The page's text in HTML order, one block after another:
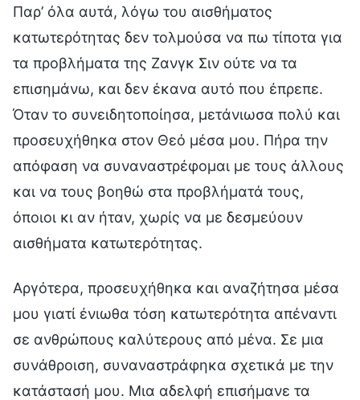
Παρ’ όλα αυτά, λόγω του αισθήματος
κατωτερότητας δεν τολμούσα να πω τίποτα για
τα προβλήματα της Ζανγκ Σιν ούτε να τα
επισημάνω, και δεν έκανα αυτό που έπρεπε.
Όταν το συνειδητοποίησα, μετάνιωσα πολύ και
προσευχήθηκα στον Θεό μέσα μου. Πήρα την
απόφαση να συναναστρέφομαι με τους άλλους
και να τους βοηθώ στα προβλήματά τους,
όποιοι κι αν ήταν, χωρίς να με δεσμεύουν
αισθήματα κατωτερότητας.
Αργότερα, προσευχήθηκα και αναζήτησα μέσα
μου γιατί ένιωθα τόση κατωτερότητα απέναντι
σε ανθρώπους καλύτερους από μένα. Σε μια
συνάθροιση, συναναστράφηκα σχετικά με την
κατάστασή μου. Μια αδελφή επισήμανε τα